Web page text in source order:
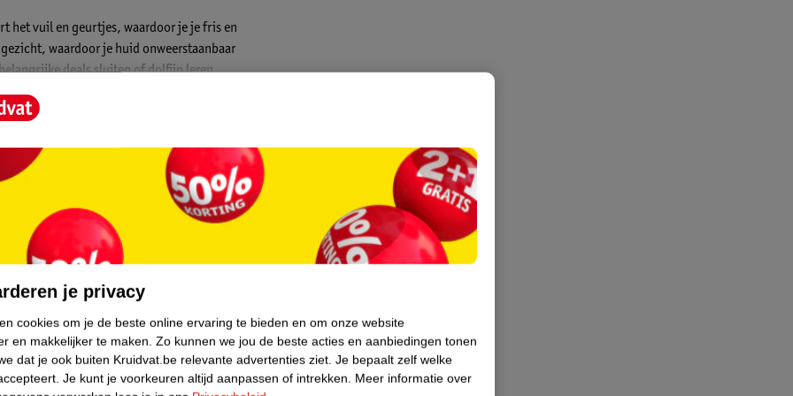
het vuil en geurtjes, waardoor je je fris en
waardoor je huid onweerstaanbaar
deals sluiten of dolfijn leren
je privacy
cookies om je de beste online ervaring te bieden en om onze website
en makkelijker te maken. Zo kunnen we jou de beste acties en aanbiedingen tonen
dat je ook buiten Kruidvat.be relevante advertenties ziet. Je bepaalt zelf welke
Je kunt je voorkeuren altijd aanpassen of intrekken. Meer informatie over